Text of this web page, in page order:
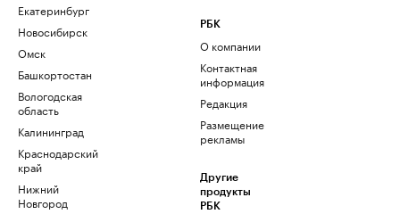
Екатеринбург
Новосибирск
Омск
Башкортостан
Вологодская
область
Калининград
Краснодарский
край
Нижний
Новгород
РБК
О компании
Контактная
информация
Редакция
Размещение
рекламы
Другие
продукты
РБК